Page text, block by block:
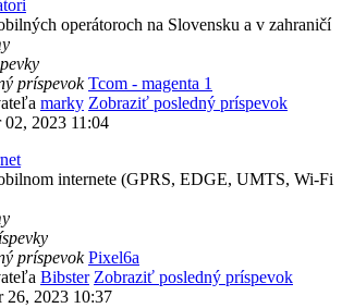
operátoroch na Slovensku a v zahraničí
príspevok Tcom - magenta 1
marky Zobraziť posledný príspevok
2023 11:04
internete (GPRS, EDGE, UMTS, Wi-Fi
príspevok Pixel6a
Bibster Zobraziť posledný príspevok
26, 2023 10:37